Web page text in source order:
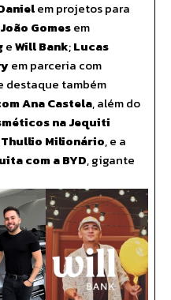
em projetos para
João Gomesem
eWill Bank;Lucas
em parceria com
destaque também
Ana Castela, além do
na Jequiti
Milionário, e a
com a BYD, gigante